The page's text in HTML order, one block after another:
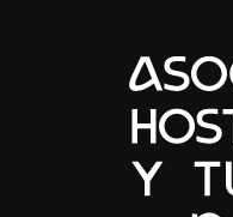
En línea